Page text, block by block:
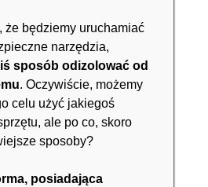
że będziemy uruchamiać
narzędzia,
sposób odizolować od
. Oczywiście, możemy
celu użyć jakiegoś
ale po co, skoro
sposoby?
posiadająca